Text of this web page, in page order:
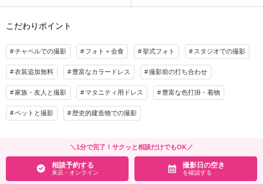
こだわりポイント
チャペルでの撮影 フォト＋会食 挙式フォト スタジオでの撮影
衣装追加無料 豊富なカラードレス 撮影前の打ち合わせ
家族・友人と撮影 マタニティ用ドレス 豊富な色打掛・着物
ペットと撮影 歴史的建造物での撮影
＼1分で完了！サクッと相談だけでもOK／
相談予約する
来店・オンライン
撮影日の空き
を確認する